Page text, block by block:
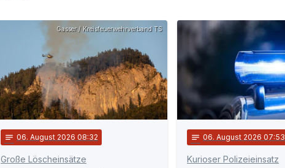
Gasser / Kreisfeuerwehrverband TS
notes 06. August 2026 08:32
Große Löscheinsätze
notes 06. August 2026 07:53
Kurioser Polizeieinsatz